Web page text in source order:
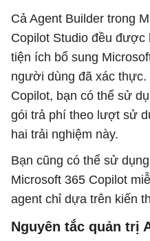
Cả Agent Builder trong
Copilot Studio đều được
tiện ích bổ sung
người dùng đã xác
Copilot, bạn có thể sử
gói trả phí theo lượt sử
hai trải nghiệm này.
Bạn cũng có thể sử
Microsoft 365 Copilot
agent chỉ dựa trên kiến
Nguyên tắc quản trị